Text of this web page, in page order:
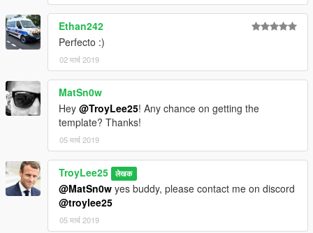
Ethan242
Perfecto :)
02 मार्च 2019
MatSn0w
Hey @TroyLee25! Any chance on getting the
template? Thanks!
05 मार्च 2019
TroyLee25 लेखक
@MatSn0w yes buddy, please contact me on discord
@troylee25
05 मार्च 2019